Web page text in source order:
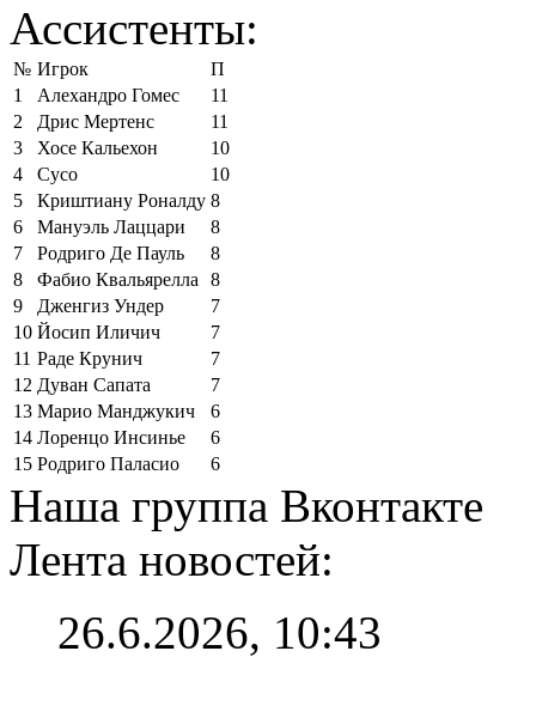
Ассистенты:
№ Игрок
П
1
Алехандро Гомес
11
2
Дрис Мертенс
11
3
Хосе Кальехон
10
4
Сусо
10
5
Криштиану Роналду 8
6
Мануэль Лаццари
8
7
Родриго Де Пауль
8
8
Фабио Квальярелла
8
9
Дженгиз Ундер
7
10 Йосип Иличич
7
11 Раде Крунич
7
12 Дуван Сапата
7
13 Марио Манджукич
6
14 Лоренцо Инсинье
6
15 Родриго Паласио 6
Наша группа Вконтакте
Лента новостей:
26.6.2026, 10:43